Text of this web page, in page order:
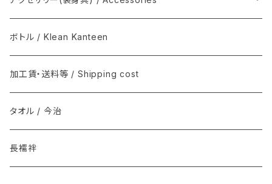
マスク / Mask
クバ民具
その他 / Other
REAL HARNESS / Belt(ベルト)
Joshua Ellis(ジョシュア・エリス) / マフラー
Graphpaper(グラフペーパー）
ソックス
DENTS
semeno / セメノ
ボトル / Klean Kanteen
加工賃・送料等 / Shipping cost
タオル / 今治
長襦袢